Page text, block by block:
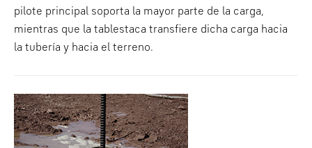
pilote principal soporta la mayor parte de la carga,
mientras que la tablestaca transfiere dicha carga hacia
la tubería y hacia el terreno.